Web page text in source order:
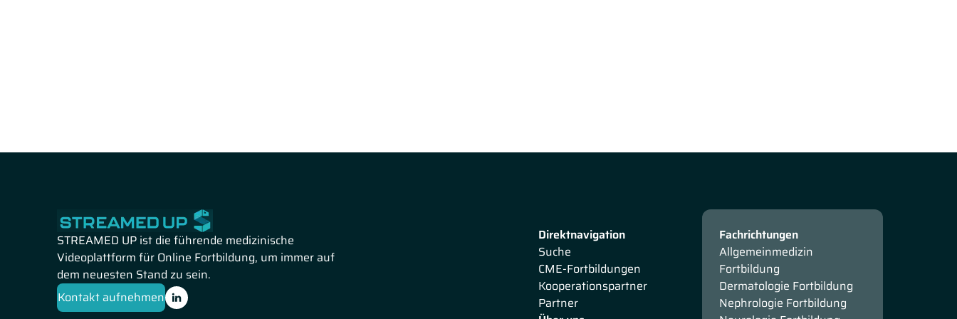
STREAMED UP ist die führende medizinische
Videoplattform für Online Fortbildung, um immer auf
dem neuesten Stand zu sein.
Kontakt aufnehmen
Direktnavigation
Suche
CME-Fortbildungen
Kooperationspartner
Partner
Fachrichtungen
Allgemeinmedizin
Fortbildung
Dermatologie Fortbildung
Nephrologie Fortbildung